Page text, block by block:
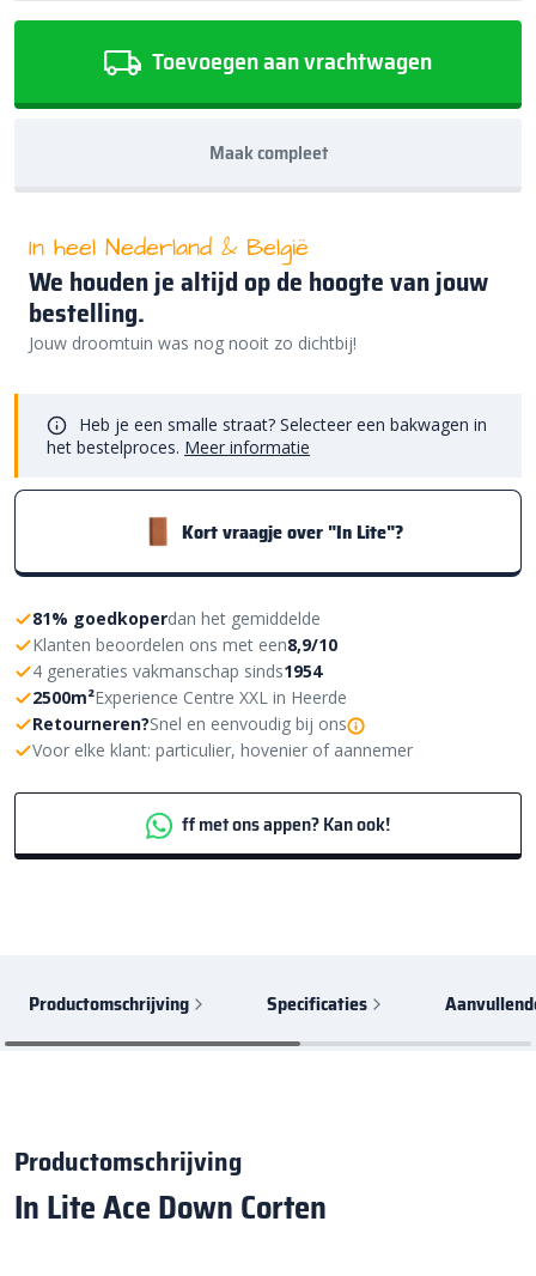
Toevoegen aan vrachtwagen
Maak compleet
In heel Nederland & België
We houden je altijd op de hoogte van jouw
bestelling.
Jouw droomtuin was nog nooit zo dichtbij!
Heb je een smalle straat? Selecteer een bakwagen in
het bestelproces. Meer informatie
Kort vraagje over "In Lite"?
81% goedkoperdan het gemiddelde
Klanten beoordelen ons met een8,9/10
4 generaties vakmanschap sinds1954
2500m²Experience Centre XXL in Heerde
Retourneren?Snel en eenvoudig bij ons
Voor elke klant: particulier, hovenier of aannemer
ff met ons appen? Kan ook!
Productomschrijving Specificaties
Productomschrijving
In Lite Ace Down Corten